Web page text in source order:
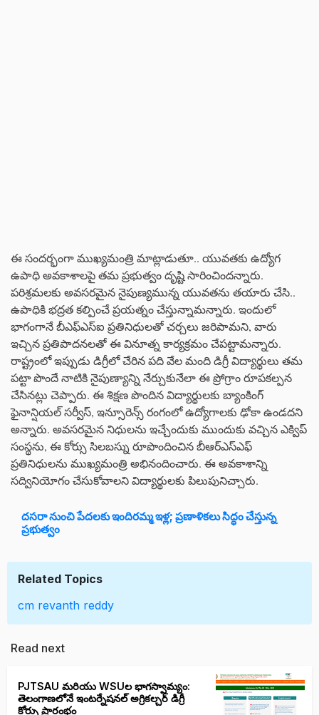
ఈ సందర్భంగా ముఖ్యమంత్రి మాట్లాడుతూ.. యువతకు ఉద్యోగ
ఉపాధి అవకాశాలపై తమ ప్రభుత్వం దృష్టి సారించిందన్నారు.
పరిశ్రమలకు అవసరమైన నైపుణ్యమున్న యువతను తయారు చేసి..
ఉపాధికి భద్రత కల్పించే ప్రయత్నం చేస్తున్నామన్నారు. ఇందులో
భాగంగానే బీఎఫ్ఎస్ఐ ప్రతినిధులతో చర్చలు జరిపామని, వారు
ఇచ్చిన ప్రతిపాదనలతో ఈ వినూత్న కార్యక్రమం చేపట్టామన్నారు.
రాష్ట్రంలో ఇప్పుడు డిగ్రీలో చేరిన పది వేల మంది డిగ్రీ విద్యార్థులు తమ
పట్టా పొందే నాటికి నైపుణ్యాన్ని నేర్చుకునేలా ఈ ప్రోగ్రాం రూపకల్పన
చేసినట్లు చెప్పారు. ఈ శిక్షణ పొందిన విద్యార్థులకు బ్యాంకింగ్
ఫైనాన్షియల్ సర్వీస్, ఇన్సూరెన్స్ రంగంలో ఉద్యోగాలకు ఢోకా ఉండదని
అన్నారు. అవసరమైన నిధులను ఇచ్చేందుకు ముందుకు వచ్చిన ఎక్విప్
సంస్థను, ఈ కోర్సు సిలబస్ను రూపొందించిన బీఆర్ఎస్ఎఫ్
ప్రతినిధులను ముఖ్యమంత్రి అభినందించారు. ఈ అవకాశాన్ని
సద్వినియోగం చేసుకోవాలని విద్యార్థులకు పిలుపునిచ్చారు.
దసరా నుంచి పేదలకు ఇందిరమ్మ ఇళ్ల; ప్రణాళికలు సిద్ధం చేస్తున్న
ప్రభుత్వం
Related Topics
cm revanth reddy
Read next
PJTSAU మరియు WSUల భాగస్వామ్యం:
తెలంగాణలోనే ఇంటర్నేషనల్ అగ్రికల్చర్ డిగ్రీ
కోర్సు ప్రారంభం